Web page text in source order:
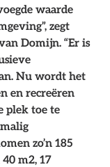
waarde
zegt
Domijn. “Er is
Nu wordt het
en recreëren
plek toe te
zo’n 185
m2, 17